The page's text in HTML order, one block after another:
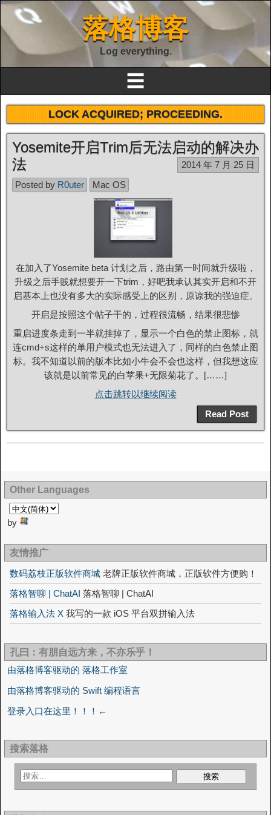
落格博客
Log everything.
☰
LOCK ACQUIRED; PROCEEDING.
Yosemite开启Trim后无法启动的解决办
法
2014 年 7 月 25 日
Posted by R0uter Mac OS
在加入了Yosemite beta 计划之后，路由第一时间就升级啦，
升级之后手贱就想要开一下trim，好吧我承认其实开启和不开
启基本上也没有多大的实际感受上的区别，原谅我的强迫症。
开启是按照这个帖子干的，过程很流畅，结果很悲惨
重启进度条走到一半就挂掉了，显示一个白色的禁止图标，就
连cmd+s这样的单用户模式也无法进入了，同样的白色禁止图
标。我不知道以前的版本比如小牛会不会也这样，但我想这应
该就是以前常见的白苹果+无限菊花了。[……]
点击跳转以继续阅读
Read Post
Other Languages
by
友情推广
数码荔枝正版软件商城 老牌正版软件商城，正版软件方便购！
落格智聊 | ChatAI 落格智聊 | ChatAI
落格输入法 X 我写的一款 iOS 平台双拼输入法
孔曰：有朋自远方来，不亦乐乎！
由落格博客驱动的 落格工作室
由落格博客驱动的 Swift 编程语言
登录入口在这里！！！←
搜索落格